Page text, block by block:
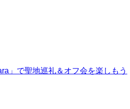
」で聖地巡礼＆オフ会を楽しもう